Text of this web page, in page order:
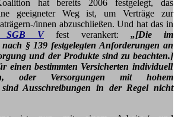
hat bereits 2006 festgelegt, das
geeigneter Weg ist, um Verträge zur
innen abzuschließen. Und hat das in
SGB Vfest verankert:
„[Die im
§ 139 festgelegten Anforderungen an
und der Produkte sind zu beachten.]
einen bestimmten Versicherten individuell
oder Versorgungen mit hohem
sind Ausschreibungen in der Regel nicht